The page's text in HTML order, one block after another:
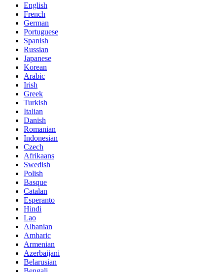
English
French
German
Portuguese
Spanish
Russian
Japanese
Korean
Arabic
Irish
Greek
Turkish
Italian
Danish
Romanian
Indonesian
Czech
Afrikaans
Swedish
Polish
Basque
Catalan
Esperanto
Hindi
Lao
Albanian
Amharic
Armenian
Azerbaijani
Belarusian